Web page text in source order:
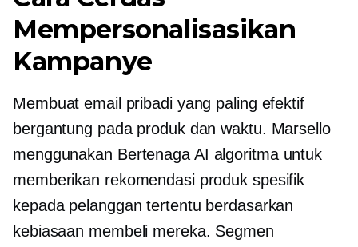
Mempersonalisasikan
Kampanye
Membuat email pribadi yang paling efektif
bergantung pada produk dan waktu. Marsello
menggunakan Bertenaga AI algoritma untuk
memberikan rekomendasi produk spesifik
kepada pelanggan tertentu berdasarkan
kebiasaan membeli mereka. Segmen